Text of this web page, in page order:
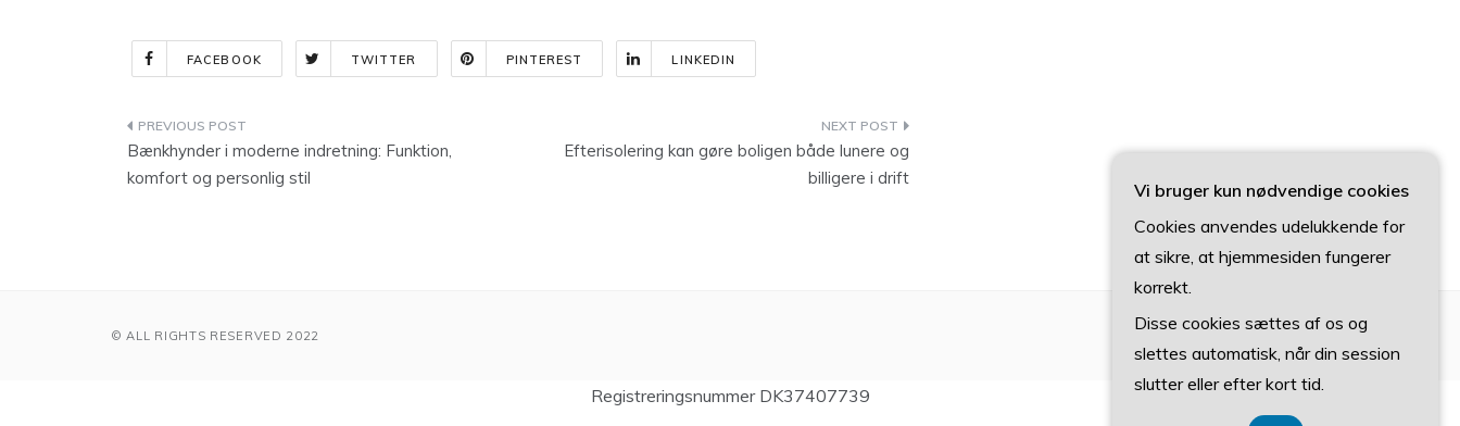
FACEBOOK TWITTER PINTEREST LINKEDIN
Indlægsnavigation
Bænkhynder i moderne indretning: Funktion,
komfort og personlig stil
Efterisolering kan gøre boligen både lunere og
billigere i drift
© ALL RIGHTS RESERVED 2022
Registreringsnummer DK37407739
Vi bruger kun nødvendige cookies
Cookies anvendes udelukkende for
at sikre, at hjemmesiden fungerer
korrekt.
Disse cookies sættes af os og
slettes automatisk, når din session
slutter eller efter kort tid.